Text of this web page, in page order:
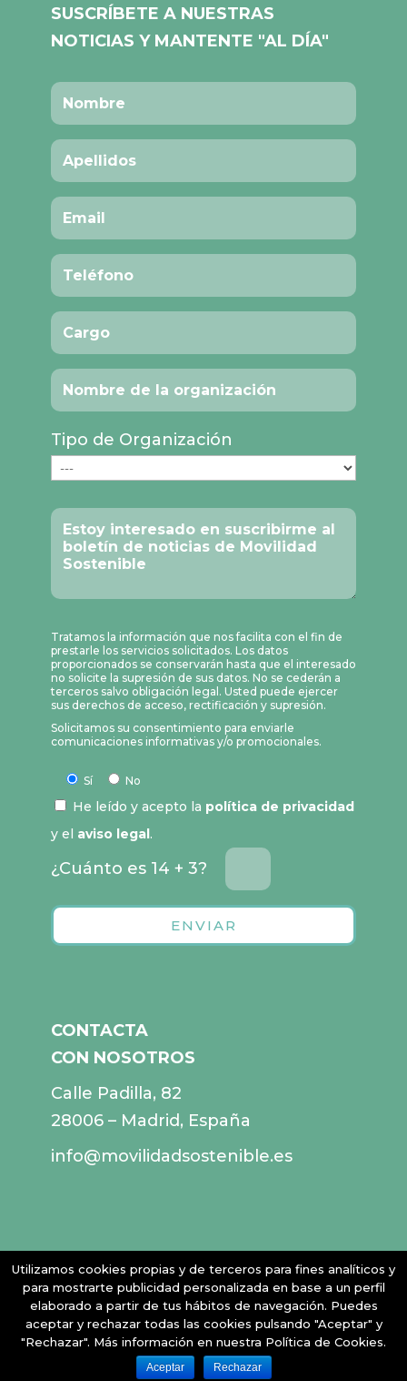
SUSCRÍBETE A NUESTRAS
NOTICIAS Y MANTENTE "AL DÍA"
Tipo de Organización
Tratamos la información que nos facilita con el fin de
prestarle los servicios solicitados. Los datos
proporcionados se conservarán hasta que el interesado
no solicite la supresión de sus datos. No se cederán a
terceros salvo obligación legal. Usted puede ejercer
sus derechos de acceso, rectificación y supresión.
Solicitamos su consentimiento para enviarle
comunicaciones informativas y/o promocionales.
Sí No
He leído y acepto la política de privacidad
y el aviso legal.
¿Cuánto es 14 + 3?
CONTACTA
CON NOSOTROS
Calle Padilla, 82
28006 – Madrid, España
info@movilidadsostenible.es
© 2026 Empresas por la Movilidad Sostenible |Política
de privacidad|Política de cookies|Aviso legal|
Utilizamos cookies propias y de terceros para fines analíticos y
para mostrarte publicidad personalizada en base a un perfil
elaborado a partir de tus hábitos de navegación. Puedes
aceptar y rechazar todas las cookies pulsando "Aceptar" y
"Rechazar". Más información en nuestra Política de Cookies.
Aceptar Rechazar